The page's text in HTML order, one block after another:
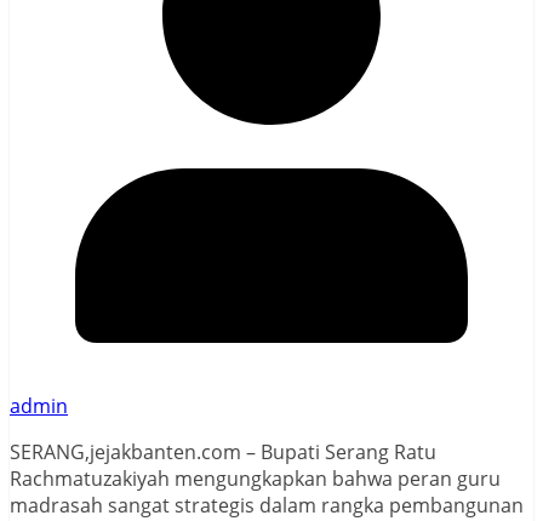
admin
SERANG,jejakbanten.com – Bupati Serang Ratu
Rachmatuzakiyah mengungkapkan bahwa peran guru
madrasah sangat strategis dalam rangka pembangunan